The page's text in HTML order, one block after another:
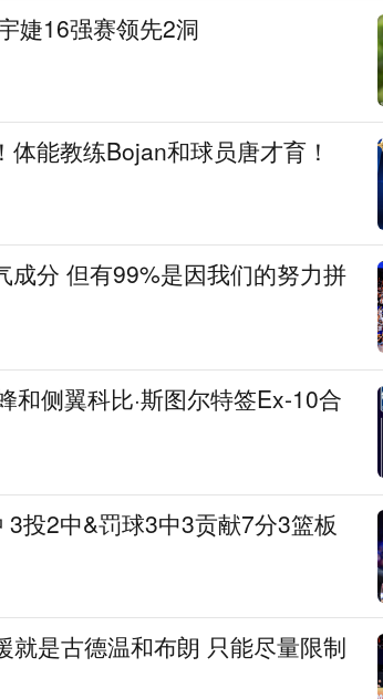
婕16强赛领先2洞
能教练Bojan和球员唐才育！
成分 但有99%是因我们的努力拼
侧翼科比·斯图尔特签Ex‑10合
投2中&罚球3中3贡献7分3篮板
就是古德温和布朗 只能尽量限制